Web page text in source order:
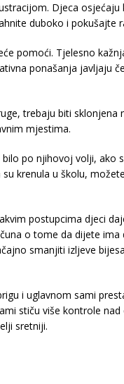
Djeca osjećaju
duboko i pokušajte
pomoći. Tjelesno
ponašanja javljaju
trebaju biti sklonjena
mjestima.
po njihovoj volji, ako
krenula u školu,
postupcima djeci
o tome da dijete ima
smanjiti izljeve
i uglavnom sami
stiču više kontrole
sretniji.